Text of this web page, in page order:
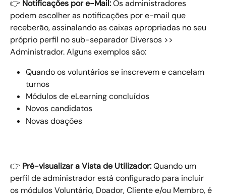
👉 Notificações por e-Mail: Os administradores
podem escolher as notificações por e-mail que
receberão, assinalando as caixas apropriadas no seu
próprio perfil no sub-separador Diversos >>
Administrador. Alguns exemplos são:
Quando os voluntários se inscrevem e cancelam
turnos
Módulos de eLearning concluídos
Novos candidatos
Novas doações
👉 Pré-visualizar a Vista de Utilizador: Quando um
perfil de administrador está configurado para incluir
os módulos Voluntário, Doador, Cliente e/ou Membro, é